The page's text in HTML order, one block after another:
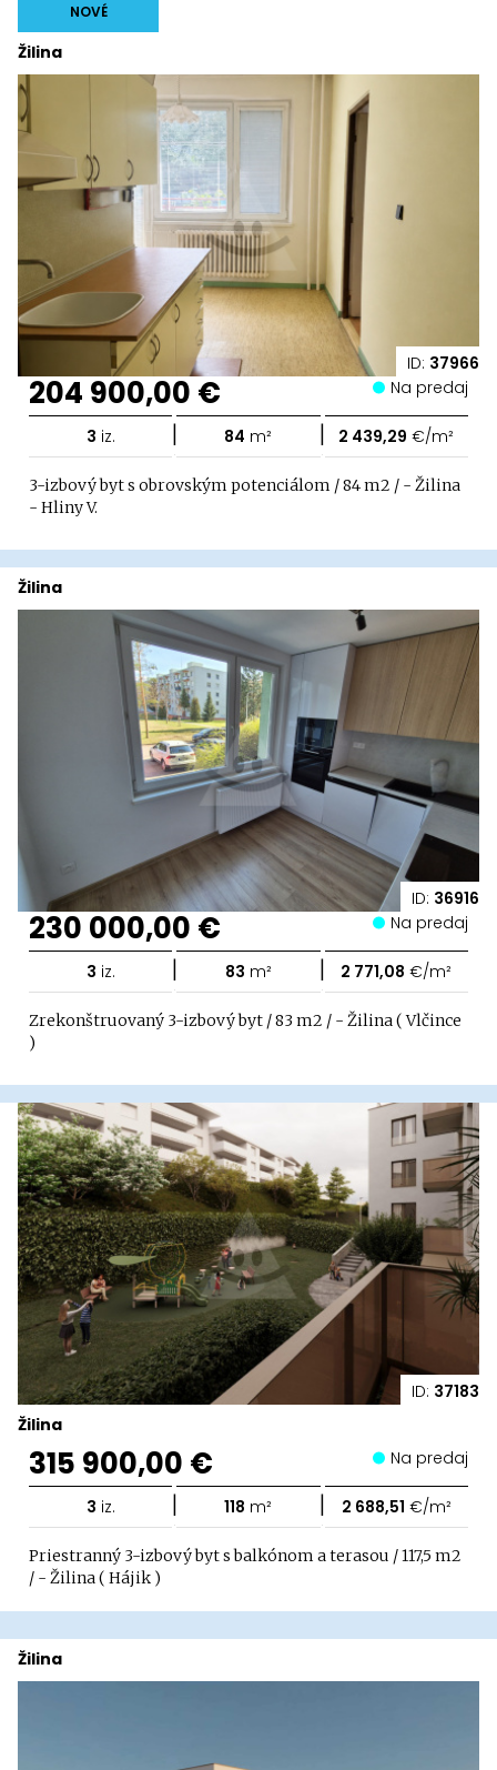
ID: 37966
Žilina
NOVÉ
204 900,00 € Na predaj
3 iz. | 84 m² | 2 439,29 €/m²
3-izbový byt s obrovským potenciálom / 84 m2 / - Žilina
- Hliny V.
ID: 36916
Žilina
230 000,00 € Na predaj
3 iz. | 83 m² | 2 771,08 €/m²
Zrekonštruovaný 3-izbový byt / 83 m2 / - Žilina ( Vlčince
)
ID: 37183
Žilina
315 900,00 € Na predaj
3 iz. | 118 m² | 2 688,51 €/m²
Priestranný 3-izbový byt s balkónom a terasou / 117,5 m2
/ - Žilina ( Hájik )
Žilina